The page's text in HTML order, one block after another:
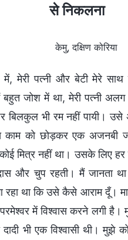
से निकलना
केमु, दक्षिण कोरिया
मेरी पत्नी और बेटी मेरे साथ
जोश में था, मेरी पत्नी अलग
बिलकुल भी रम नहीं पायी। उसे
काम को छोड़कर एक अजनबी
मित्र नहीं था। उसके लिए
और चुप रहती। मैं जानता
था कि उसे कैसे आराम दूँ।
में विश्वास करने लगी है।
भी एक विश्वासी थी। मुझे